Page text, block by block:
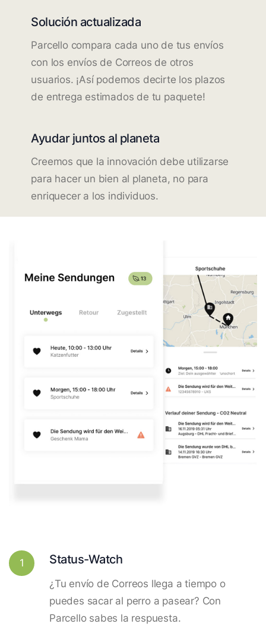
Solución actualizada
Parcello compara cada uno de tus envíos
con los envíos de Correos de otros
usuarios. ¡Así podemos decirte los plazos
de entrega estimados de tu paquete!
Ayudar juntos al planeta
Creemos que la innovación debe utilizarse
para hacer un bien al planeta, no para
enriquecer a los individuos.
1 Status-Watch
¿Tu envío de Correos llega a tiempo o
puedes sacar al perro a pasear? Con
Parcello sabes la respuesta.